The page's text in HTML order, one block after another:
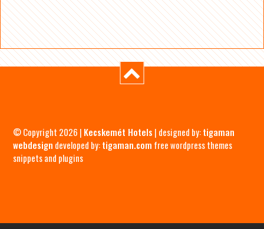
© Copyright 2026 | Kecskemét Hotels | designed by:tigaman
webdesign developed by:tigaman.com free wordpress themes
snippets and plugins